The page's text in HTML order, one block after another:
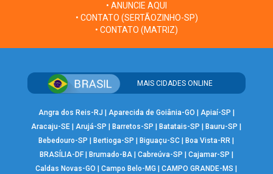
• ANUNCIE AQUI
• CONTATO (SERTÃOZINHO-SP)
• CONTATO (MATRIZ)
MAIS CIDADES ONLINE
Angra dos Reis-RJ Aparecida de Goiânia-GO Apiaí-SP
Aracaju-SE |Arujá-SP Barretos-SP Batatais-SP Bauru-SP
Bebedouro-SP
Bertioga-SP Biguaçu-SC Boa Vista-RR
BRASÍLIA-DF| Brumado-BA| Cabreúva-SP Cajamar-SP
Caldas Novas-GO
|Campo Belo-MG |CAMPO GRANDE-MS